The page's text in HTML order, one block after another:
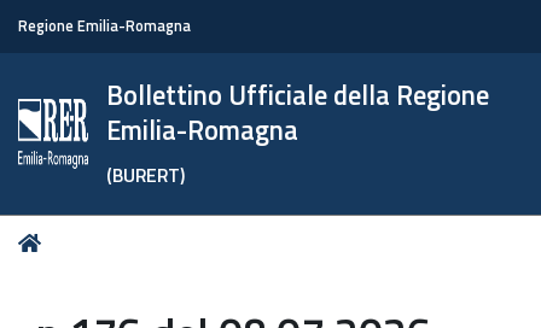
Regione Emilia-Romagna
Bollettino Ufficiale della Regione
Emilia-Romagna
(BURERT)
Tu